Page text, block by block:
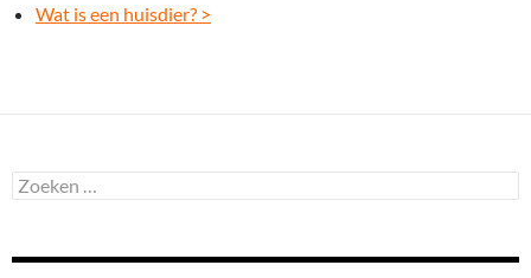
Wat is een huisdier? >
Zoeken
naar: